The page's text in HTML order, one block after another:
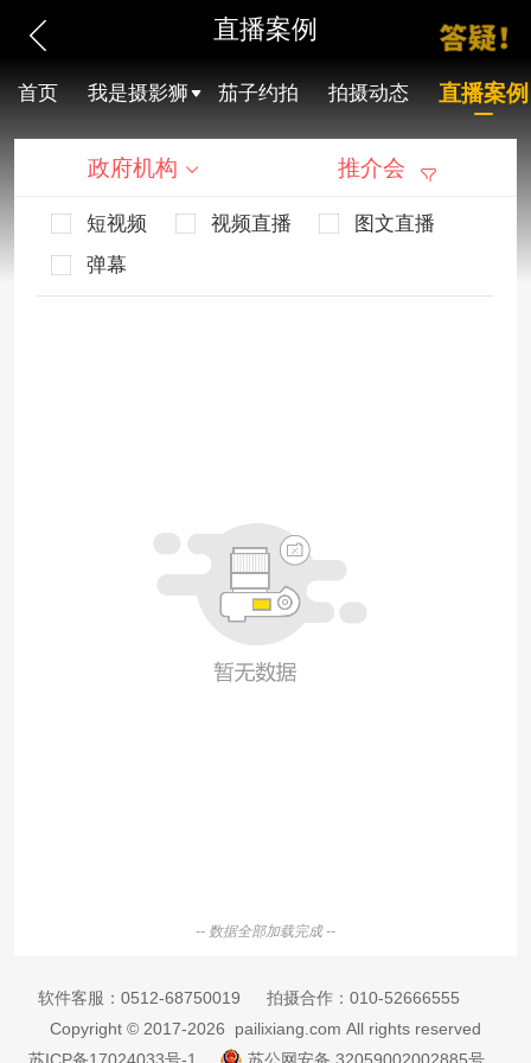
直播案例
首页 我是摄影狮 茄子约拍 拍摄动态 直播案例
政府机构 推介会
短视频 视频直播
图文直播
弹幕
-- 数据全部加载完成 --
软件客服： 0512-68750019 拍摄合作： 010-52666555
Copyright © 2017-2026 pailixiang.com All rights reserved
苏ICP备17024033号-1
苏公网安备 32059002002885号